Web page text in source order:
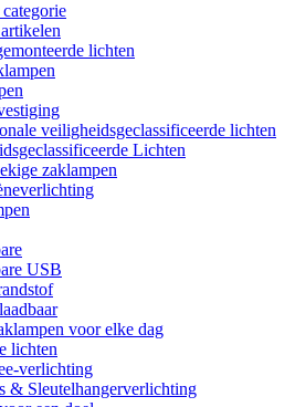
lichten
veiligheidsgeclassificeerde lichten
Lichten
zaklampen
USB
voor elke dag
lichten
verlichting
& Sleutelhangerverlichting